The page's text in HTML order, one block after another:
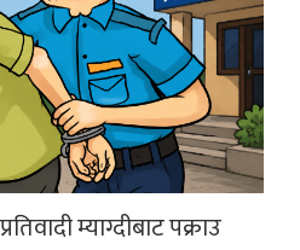
म्याग्दीबाट पक्राउ